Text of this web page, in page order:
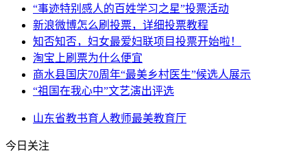
“事迹特别感人的百姓学习之星”投票活动
新浪微博怎么刷投票，详细投票教程
知否知否，妇女最爱妇联项目投票开始啦！
淘宝上刷票为什么便宜
商水县国庆70周年“最美乡村医生”候选人展示
“祖国在我心中”文艺演出评选
山东省教书育人教师最美教育厅
今日关注